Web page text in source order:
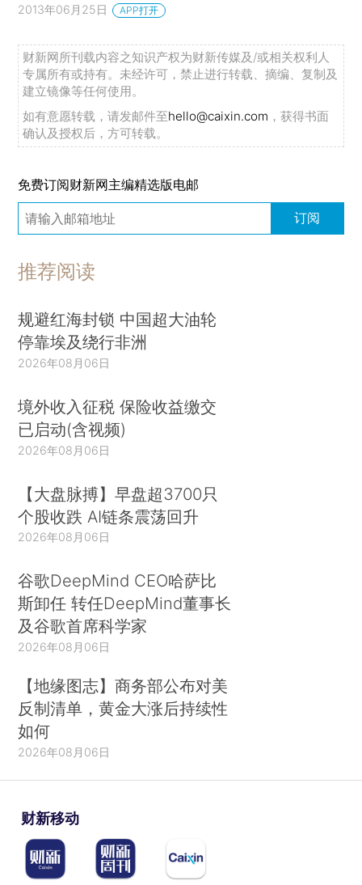
2013年06月25日 APP打开
财新网所刊载内容之知识产权为财新传媒及/或相关权利人
专属所有或持有。未经许可，禁止进行转载、摘编、复制及
建立镜像等任何使用。
如有意愿转载，请发邮件至hello@caixin.com ，获得书面
确认及授权后，方可转载。
免费订阅财新网主编精选版电邮
订阅
推荐阅读
规避红海封锁 中国超大油轮
停靠埃及绕行非洲
2026年08月06日
境外收入征税 保险收益缴交
已启动(含视频)
2026年08月06日
【大盘脉搏】早盘超3700只
个股收跌 AI链条震荡回升
2026年08月06日
谷歌DeepMind CEO哈萨比
斯卸任 转任DeepMind董事长
及谷歌首席科学家
2026年08月06日
【地缘图志】商务部公布对美
反制清单，黄金大涨后持续性
如何
2026年08月06日
财新移动